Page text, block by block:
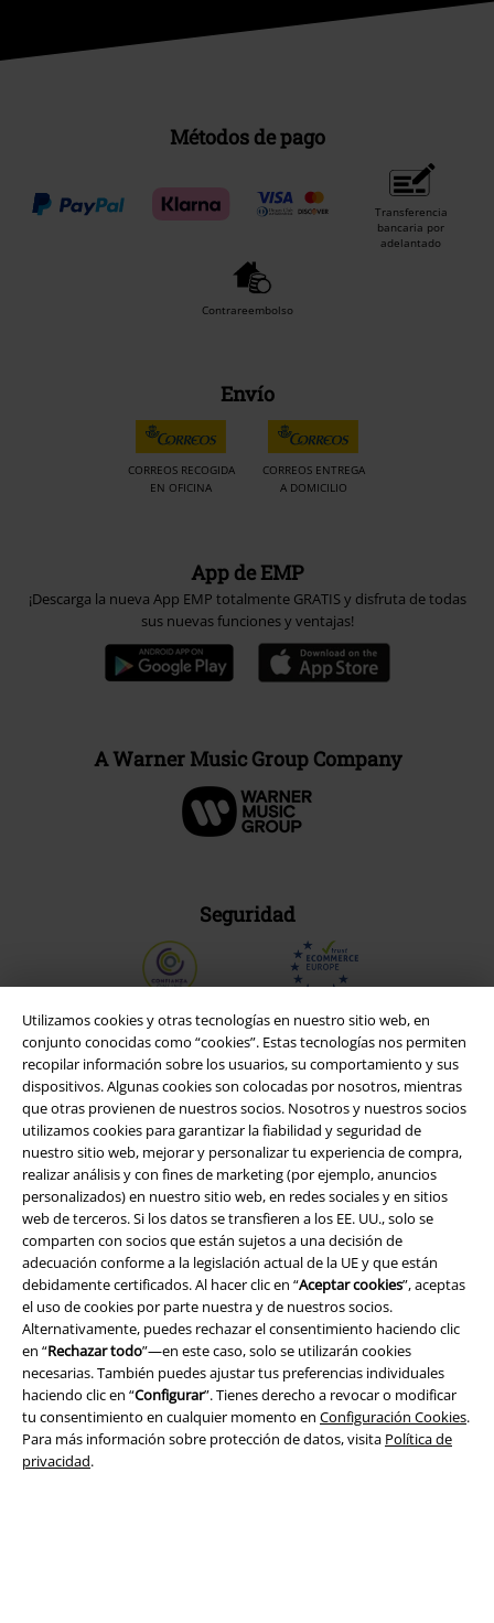
Utilizamos cookies y otras tecnologías en nuestro sitio web, en
conjunto conocidas como “cookies”. Estas tecnologías nos permiten
recopilar información sobre los usuarios, su comportamiento y sus
dispositivos. Algunas cookies son colocadas por nosotros, mientras
que otras provienen de nuestros socios. Nosotros y nuestros socios
utilizamos cookies para garantizar la fiabilidad y seguridad de
nuestro sitio web, mejorar y personalizar tu experiencia de compra,
realizar análisis y con fines de marketing (por ejemplo, anuncios
personalizados) en nuestro sitio web, en redes sociales y en sitios
web de terceros. Si los datos se transfieren a los EE. UU., solo se
comparten con socios que están sujetos a una decisión de
adecuación conforme a la legislación actual de la UE y que están
debidamente certificados. Al hacer clic en “Aceptar cookies”, aceptas
el uso de cookies por parte nuestra y de nuestros socios.
Alternativamente, puedes rechazar el consentimiento haciendo clic
en “Rechazar todo”—en este caso, solo se utilizarán cookies
necesarias. También puedes ajustar tus preferencias individuales
haciendo clic en “Configurar”. Tienes derecho a revocar o modificar
tu consentimiento en cualquier momento en Configuración Cookies.
Para más información sobre protección de datos, visita Política de
privacidad.
Métodos de pago
Transferencia
bancaria por
adelantado
Contrareembolso
Envío
CORREOS RECOGIDA
EN OFICINA
CORREOS ENTREGA
A DOMICILIO
App de EMP
¡Descarga la nueva App EMP totalmente GRATIS y disfruta de todas
sus nuevas funciones y ventajas!
A Warner Music Group Company
Seguridad
Legal
Términos y Condiciones
Aviso Legal
Ley protección de datos
Eliminación de residuos y protección del medioambiente
Declaración de Conformidad